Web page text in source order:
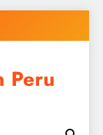
Peru